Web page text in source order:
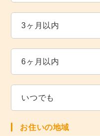
3ヶ月以内
6ヶ月以内
いつでも
お住いの地域